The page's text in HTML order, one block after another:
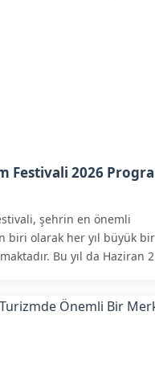
Festivali 2026
şehrin en önemli
biri olarak her yıl büyük bir
Bu yıl da Haziran